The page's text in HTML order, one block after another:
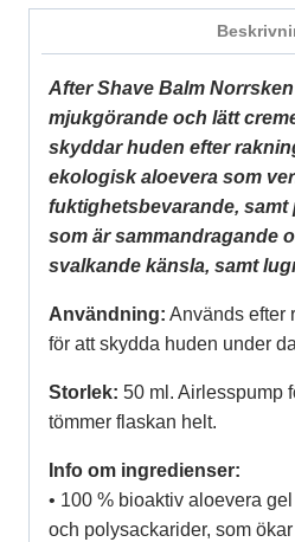
mängd
After Shave Balm
mjukgörande och lätt
skyddar huden efter
ekologisk aloevera som
fuktighetsbevarande,
som är sammandragande
svalkande känsla, samt
Användning: Används efter
för att skydda huden under
Storlek: 50 ml. Airlesspump
tömmer flaskan helt.
Info om ingredienser:
• 100 % bioaktiv aloevera
och polysackarider, som